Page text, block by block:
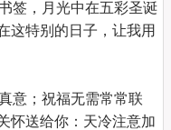
签，月光中在五彩圣诞
这特别的日子，让我用
意；祝福无需常常联
怀送给你：天冷注意加